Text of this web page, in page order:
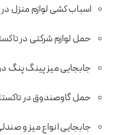
اسباب کشی لوازم منزل در
حمل لوازم شرکتی در
جابجایی میز پینگ پنگ
حمل گاوصندوق در
جابجایی انواع میز و